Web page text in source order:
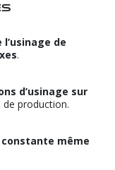
de
.
d’usinage sur
production.
même